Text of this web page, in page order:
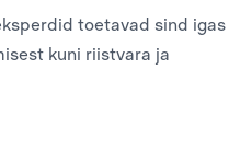
toetavad sind igas
kuni riistvara ja